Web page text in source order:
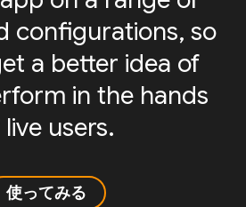
configurations, so
a better idea of
in the hands
users.
使ってみる